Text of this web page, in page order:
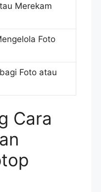
Merekam
Foto
Foto atau
Cara